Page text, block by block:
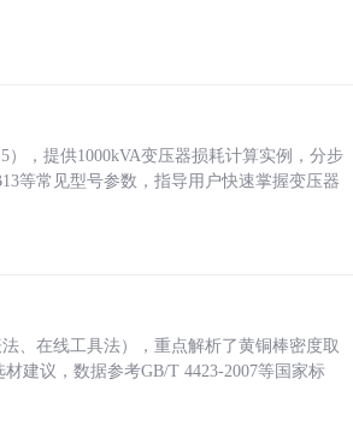
，提供1000kVA变压器损耗计算实例，分步
等常见型号参数，指导用户快速掌握变压器
、在线工具法），重点解析了黄铜棒密度取
建议，数据参考GB/T 4423-2007等国家标